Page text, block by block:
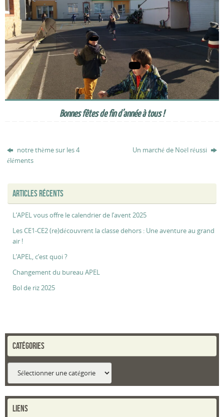
Bonnes fêtes de fin d’année à tous !
notre thème sur les 4
éléments
Un marché de Noël réussi
ARTICLES RÉCENTS
L’APEL vous offre le calendrier de l’avent 2025
Les CE1-CE2 (re)découvrent la classe dehors : Une aventure au grand
air !
L’APEL, c’est quoi ?
Changement du bureau APEL
Bol de riz 2025
CATÉGORIES
LIENS